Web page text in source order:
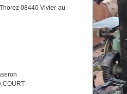
08440 Vivier-au-
COURT